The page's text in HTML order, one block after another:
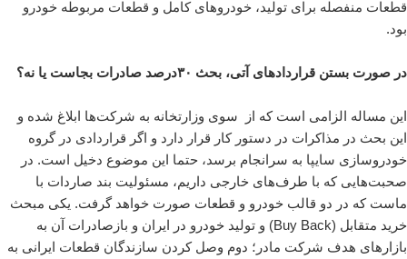
قطعات منفصله برای تولید، خودروهای کامل و قطعات مربوطه خودرو
بود.
در صورت بستن قراردادهای آتی، بحث ۳۰درصد صادرات بجاست یا نه؟
این مساله الزامی است که از سوی وزارتخانه به شرکت‌ها ابلاغ شده و
این بحث در مذاکرات در دستور کار قرار دارد و اگر قراردادی در گروه
خودروسازی سایپا به سرانجام برسد، حتما این موضوع دخیل است. در
صحبت‌هایی که با طرف‌های خارجی داریم، مسئولیت بند صاردات با
ماست که در دو قالب خودرو و قطعات صورت خواهد گرفت. یکی مبحث
خرید متقابل (Buy Back) و تولید خودرو در ایران و بازصادرات آن به
بازارهای هدف شرکت مادر؛ دوم وصل کردن سازندگان قطعات ایرانی به